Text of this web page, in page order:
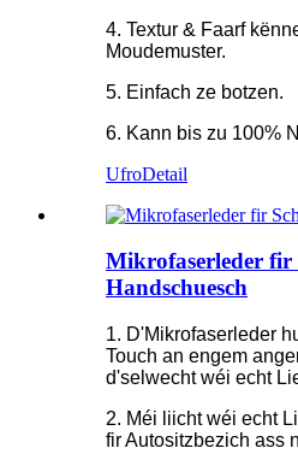
4. Textur & Faarf
Moudemuster.
5. Einfach ze botzen.
6. Kann bis zu 100%
UfroDetail
Mikrofaserleder fir
Handschuesch
1. D'Mikrofaserleder
Touch an engem
d'selwecht wéi echt
2. Méi liicht wéi echt
fir Autositzbezich ass